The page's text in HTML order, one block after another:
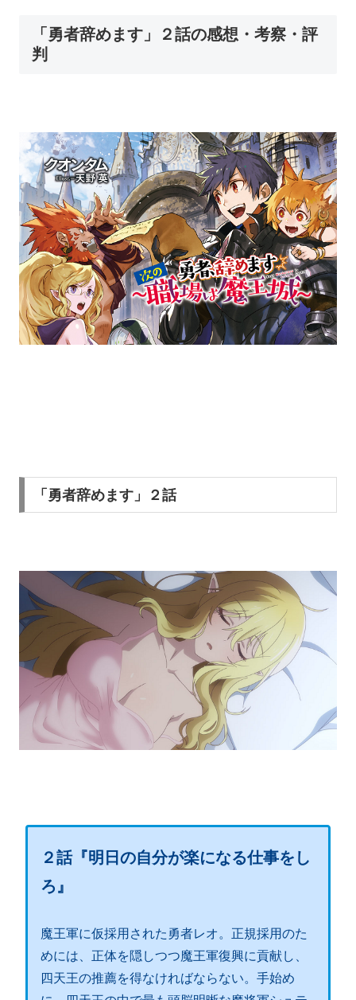
「勇者辞めます」２話の感想・考察・評
判
「勇者辞めます」２話
２話『明日の自分が楽になる仕事をし
ろ』
魔王軍に仮採用された勇者レオ。正規採用のた
めには、正体を隠しつつ魔王軍復興に貢献し、
四天王の推薦を得なければならない。手始め